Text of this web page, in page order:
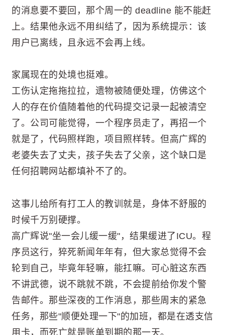
的消息要不要回，那个周一的 deadline 能不能赶
上。结果他永远不用纠结了，因为系统提示：该
用户已离线，且永远不会再上线。
家属现在的处境也挺难。
工伤认定拖拖拉拉，遗物被随便处理，仿佛这个
人的存在价值随着他的代码提交记录一起被清空
了。公司可能觉得，一个程序员走了，再招一个
就是了，代码照样跑，项目照样转。但高广辉的
老婆失去了丈夫，孩子失去了父亲，这个缺口是
任何招聘网站都填补不了的。
这事儿给所有打工人的教训就是，身体不舒服的
时候千万别硬撑。
高广辉说"坐一会儿缓一缓"，结果缓进了ICU。程
序员这行，猝死新闻年年有，但大家总觉得不会
轮到自己，毕竟年轻嘛，能扛嘛。可心脏这东西
不讲武德，说不跳就不跳，不会提前给你发个警
告邮件。那些深夜的工作消息，那些周末的紧急
任务，那些"顺便处理一下"的加班，都是在透支信
用卡，而死亡就是账单到期的那一天。